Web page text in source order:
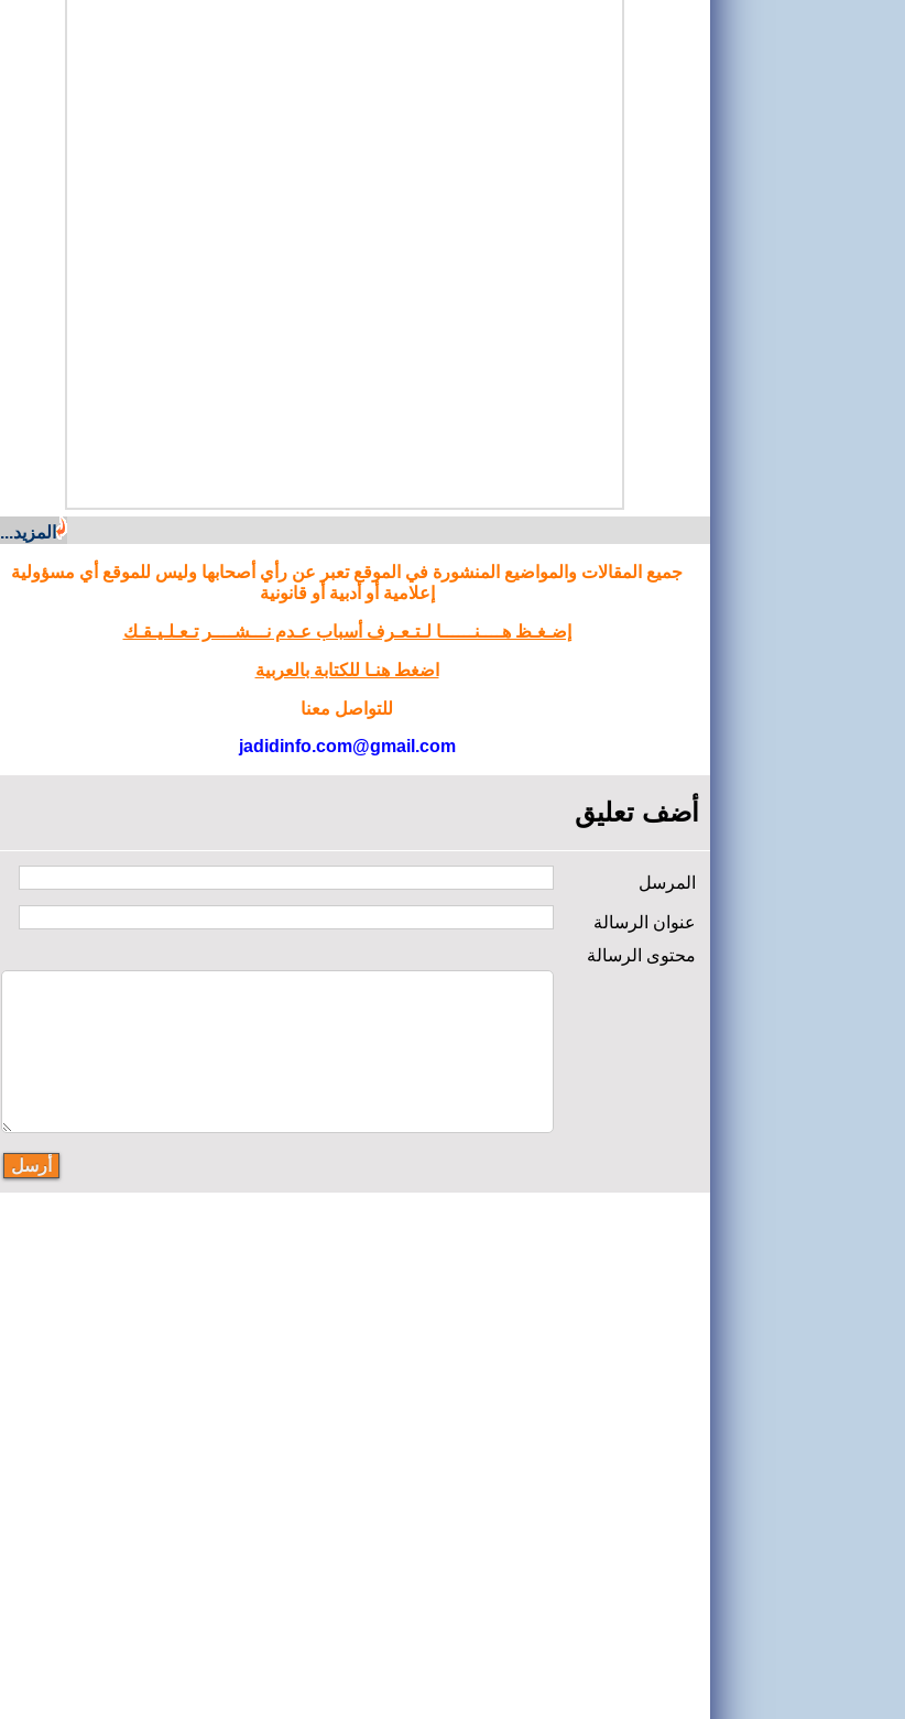
المزيد...
جميع المقالات والمواضيع المنشورة في الموقع تعبر عن رأي أصحابها وليس للموقع أي مسؤولية
إعلامية أو أدبية أو قانونية
إضـغـظ هــــنــــــا لـتـعـرف أسباب عـدم نـــشــــر تـعـلـيـقـك
اضغط هنـا للكتابة بالعربية
للتواصل معنا
jadidinfo.com@gmail.com
أضف تعليق
المرسل
عنوان الرسالة
محتوى الرسالة